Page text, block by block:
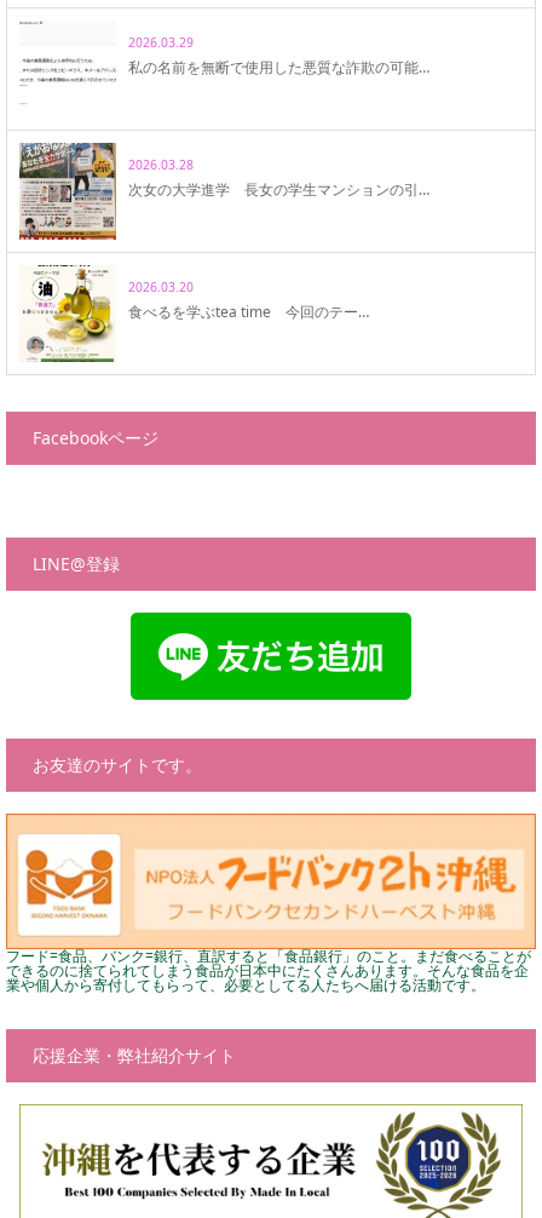
2026.03.29
私の名前を無断で使用した悪質な詐欺の可能…
2026.03.28
次女の大学進学 長女の学生マンションの引…
2026.03.20
食べるを学ぶtea time 今回のテー…
Facebookページ
LINE@登録
お友達のサイトです。
フード=食品、バンク=銀行、直訳すると「食品銀行」のこと。まだ食べることが
できるのに捨てられてしまう食品が日本中にたくさんあります。そんな食品を企
業や個人から寄付してもらって、必要としてる人たちへ届ける活動です。
応援企業・弊社紹介サイト